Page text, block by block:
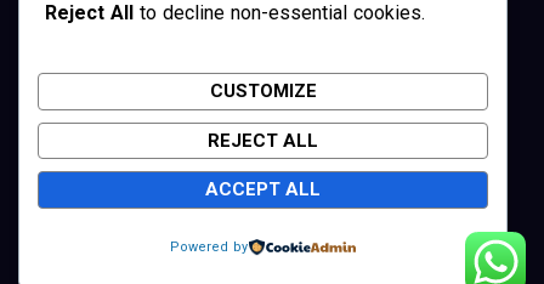
Twitter
Cuenca, Ecuador
Reject All
to decline non-essential cookies.
CUSTOMIZE
REJECT ALL
ACCEPT ALL
Powered by